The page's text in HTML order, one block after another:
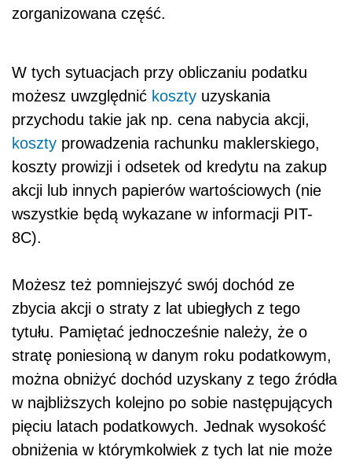
zorganizowana część.
W tych sytuacjach przy obliczaniu podatku
możesz uwzględnić koszty uzyskania
przychodu takie jak np. cena nabycia akcji,
koszty prowadzenia rachunku maklerskiego,
koszty prowizji i odsetek od kredytu na zakup
akcji lub innych papierów wartościowych (nie
wszystkie będą wykazane w informacji PIT-
8C).
Możesz też pomniejszyć swój dochód ze
zbycia akcji o straty z lat ubiegłych z tego
tytułu. Pamiętać jednocześnie należy, że o
stratę poniesioną w danym roku podatkowym,
można obniżyć dochód uzyskany z tego źródła
w najbliższych kolejno po sobie następujących
pięciu latach podatkowych. Jednak wysokość
obniżenia w którymkolwiek z tych lat nie może